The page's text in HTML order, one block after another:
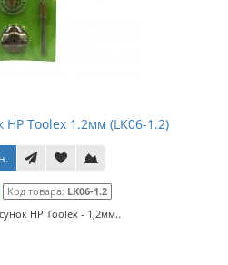
Toolex 1.2мм (LK06-1.2)
Код товара: LK06-1.2
HP Toolex - 1,2мм..